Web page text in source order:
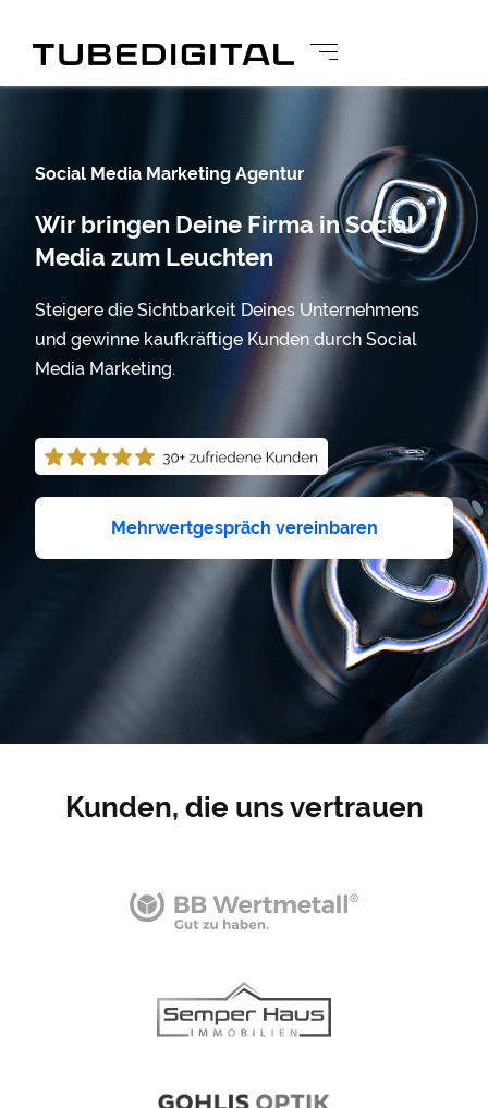
Social Media Marketing Agentur
Wir bringen Deine Firma in Social
Media zum Leuchten
Steigere die Sichtbarkeit Deines Unternehmens
und gewinne kaufkräftige Kunden durch Social
Media Marketing.
Mehrwertgespräch vereinbaren
Kunden, die uns vertrauen